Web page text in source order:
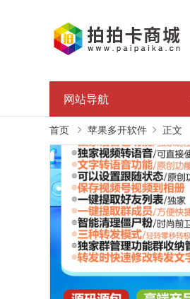
网站导航
首页 苹果多开软件 正文